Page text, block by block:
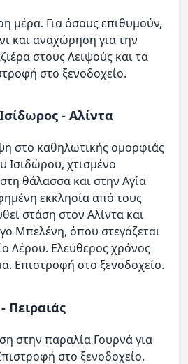
μέρα. Για όσους επιθυμούν,
και αναχώρηση για την
στους Λειψούς και τα
στο ξενοδοχείο.
- Αλίντα
στο καθηλωτικής ομορφιάς
Ισιδώρου, χτισμένο
θάλασσα και στην Αγία
εκκλησία από τους
στάση στον Αλίντα και
Μπελένη, όπου στεγάζεται
Λέρου. Ελεύθερος χρόνος
Επιστροφή στο ξενοδοχείο.
Πειραιάς
στην παραλία Γουρνά για
στο ξενοδοχείο.